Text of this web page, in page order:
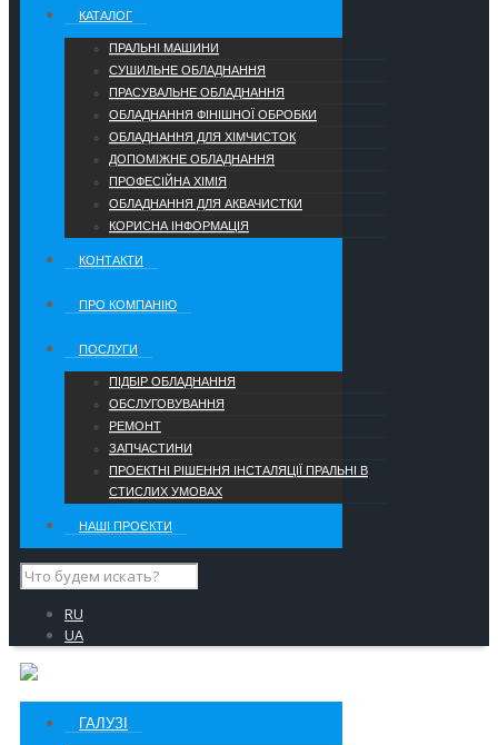
КАТАЛОГ
ПРАЛЬНІ МАШИНИ
СУШИЛЬНЕ ОБЛАДНАННЯ
ПРАСУВАЛЬНЕ ОБЛАДНАННЯ
ОБЛАДНАННЯ ФІНІШНОЇ ОБРОБКИ
ОБЛАДНАННЯ ДЛЯ ХІМЧИСТОК
ДОПОМІЖНЕ ОБЛАДНАННЯ
ПРОФЕСІЙНА ХІМІЯ
ОБЛАДНАННЯ ДЛЯ АКВАЧИСТКИ
КОРИСНА ІНФОРМАЦІЯ
КОНТАКТИ
ПРО КОМПАНІЮ
ПОСЛУГИ
ПІДБІР ОБЛАДНАННЯ
ОБСЛУГОВУВАННЯ
РЕМОНТ
ЗАПЧАСТИНИ
ПРОЕКТНІ РІШЕННЯ ІНСТАЛЯЦІЇ ПРАЛЬНІ В
СТИСЛИХ УМОВАХ
НАШІ ПРОЄКТИ
RU
UA
ГАЛУЗІ